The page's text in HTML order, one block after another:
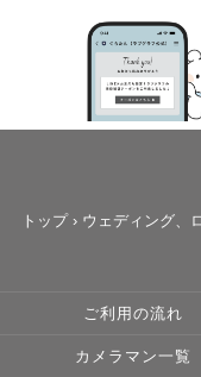
トップ› ウェディング、
ご利用の流れ
カメラマン一覧